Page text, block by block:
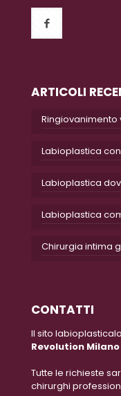
ARTICOLI
Ringiovanimento
Labioplastica
Labioplastica
Labioplastica
Chirurgia intima
CONTATTI
Il sito
Revolution Milano
Tutte le richieste
chirurghi